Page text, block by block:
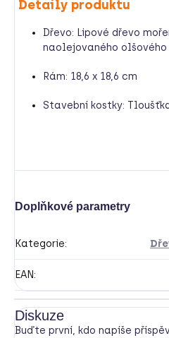
Detaily produktu
Dřevo: Lipové dřevo
naolejovaného olšového
Rám: 18,6 x 18,6 cm
Stavební kostky:
Doplňkové parametry
Kategorie:
EAN:
Diskuze
Buďte první, kdo napíše